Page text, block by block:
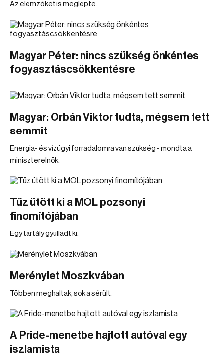
Az elemzőket is meglepte.
Magyar Péter: nincs szükség önkéntes
fogyasztáscsökkentésre
Magyar: Orbán Viktor tudta, mégsem tett
semmit
Energia- és vízügyi forradalomra van szükség - mondta a
miniszterelnök.
Tűz ütött ki a MOL pozsonyi
finomítójában
Egy tartály gyulladt ki.
Merénylet Moszkvában
Többen meghaltak; sok a sérült.
A Pride-menetbe hajtott autóval egy
iszlamista